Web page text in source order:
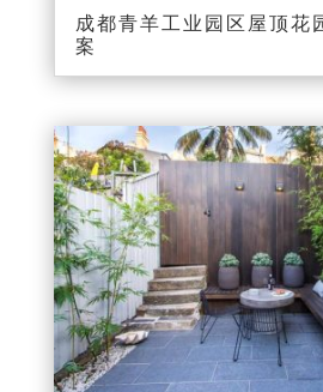
成都青羊工业园区屋顶花
案